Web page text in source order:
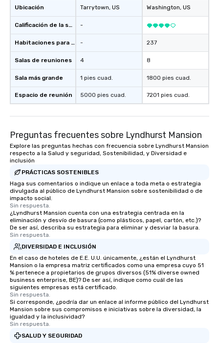
Ubicación
Calificación de la sede
Habitaciones para huéspedes
Salas de reuniones
Sala más grande
Espacio de reunión
Tarrytown, US
-
-
4
1 pies cuad.
5000 pies cuad.
Washington, US
237
8
1800 pies cuad.
7201 pies cuad.
Preguntas frecuentes sobre Lyndhurst Mansion
Explore las preguntas hechas con frecuencia sobre Lyndhurst Mansion
respecto a la Salud y seguridad, Sostenibilidad, y Diversidad e
inclusión
PRÁCTICAS SOSTENIBLES
Haga sus comentarios o indique un enlace a toda meta o estrategia
divulgada al público de Lyndhurst Mansion sobre sostenibilidad o de
impacto social.
Sin respuesta.
¿Lyndhurst Mansion cuenta con una estrategia centrada en la
eliminación y desvío de basura (como plásticos, papel, cartón, etc.)?
De ser así, describa su estrategia para eliminar y desviar la basura.
Sin respuesta.
DIVERSIDAD E INCLUSIÓN
En el caso de hoteles de E.E. U.U. únicamente, ¿están el Lyndhurst
Mansion o la empresa matriz certificados como una empresa cuyo 51
% pertenece a propietarios de grupos diversos (51% diverse owned
business enterprise, BE)? De ser así, indique como cuál de las
siguientes empresas está certificado.
Sin respuesta.
Si corresponde, ¿podría dar un enlace al informe público del Lyndhurst
Mansion sobre sus compromisos e iniciativas sobre la diversidad, la
igualdad y la inclusividad?
Sin respuesta.
SALUD Y SEGURIDAD